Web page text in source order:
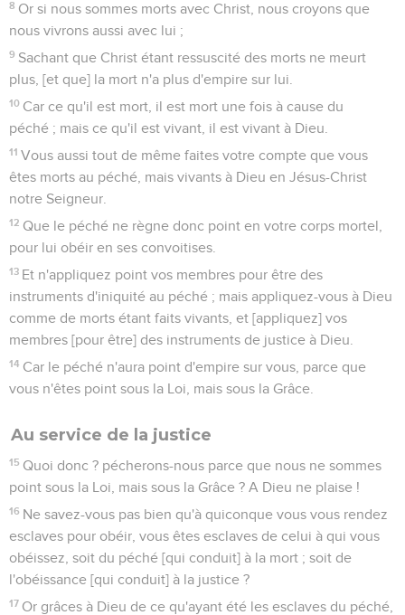
8 Or si nous sommes morts avec Christ, nous croyons que
nous vivrons aussi avec lui ;
9 Sachant que Christ étant ressuscité des morts ne meurt
plus, [et que] la mort n'a plus d'empire sur lui.
10 Car ce qu'il est mort, il est mort une fois à cause du
péché ; mais ce qu'il est vivant, il est vivant à Dieu.
11 Vous aussi tout de même faites votre compte que vous
êtes morts au péché, mais vivants à Dieu en Jésus-Christ
notre Seigneur.
12 Que le péché ne règne donc point en votre corps mortel,
pour lui obéir en ses convoitises.
13 Et n'appliquez point vos membres pour être des
instruments d'iniquité au péché ; mais appliquez-vous à Dieu
comme de morts étant faits vivants, et [appliquez] vos
membres [pour être] des instruments de justice à Dieu.
14 Car le péché n'aura point d'empire sur vous, parce que
vous n'êtes point sous la Loi, mais sous la Grâce.
Au service de la justice
15 Quoi donc ? pécherons-nous parce que nous ne sommes
point sous la Loi, mais sous la Grâce ? A Dieu ne plaise !
16 Ne savez-vous pas bien qu'à quiconque vous vous rendez
esclaves pour obéir, vous êtes esclaves de celui à qui vous
obéissez, soit du péché [qui conduit] à la mort ; soit de
l'obéissance [qui conduit] à la justice ?
17 Or grâces à Dieu de ce qu'ayant été les esclaves du péché,